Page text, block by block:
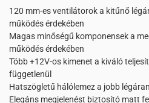
120 mm-es ventilátorok a kitűnő
működés érdekében
Magas minőségű komponensek a
működés érdekében
Több +12V-os kimenet a kiváló
függetlenül
Hatszögletű hálólemez a jobb
Elegáns megjelenést biztosító matt